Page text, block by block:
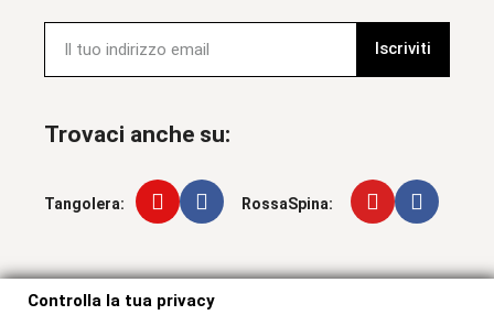
Iscriviti
Trovaci anche su:
Tangolera: RossaSpina:
Controlla la tua privacy
Controlla la tua privacy